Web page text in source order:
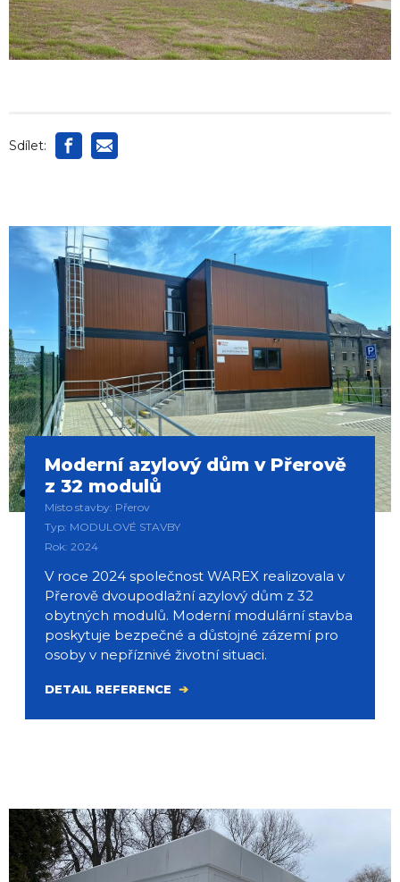
Sdílet:
Moderní azylový dům v Přerově
z 32 modulů
Místo stavby: Přerov
Typ: MODULOVÉ STAVBY
Rok: 2024
V roce 2024 společnost WAREX realizovala v
Přerově dvoupodlažní azylový dům z 32
obytných modulů. Moderní modulární stavba
poskytuje bezpečné a důstojné zázemí pro
osoby v nepříznivé životní situaci.
DETAIL REFERENCE